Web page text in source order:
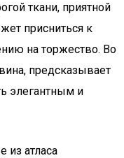
ткани, приятной
присниться к
на торжество. Во
предсказывает
элегантным и
из атласа